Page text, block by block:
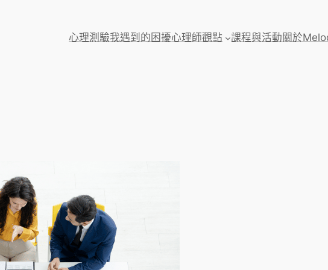
心理測驗我遇到的困擾心理師觀點 課程與活動關於